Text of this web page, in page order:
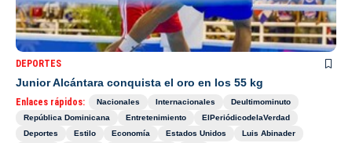
DEPORTES
Junior Alcántara conquista el oro en los 55 kg
Enlaces rápidos: Nacionales Internacionales
Deultimominuto
República Dominicana
Entretenimiento
ElPeriódicodelaVerdad
Deportes
Estilo Economía Estados Unidos
Luis Abinader